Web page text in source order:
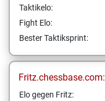
Taktikelo:
Fight Elo:
Bester Taktiksprint:
Fritz.chessbase.com:
Elo gegen Fritz: